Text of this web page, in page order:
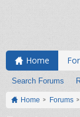
Home
Search Forums
Home Forums